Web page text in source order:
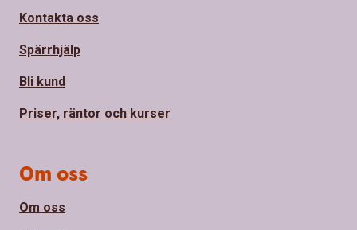
Kontakta oss
Spärrhjälp
Bli kund
Priser, räntor och kurser
Om oss
Om oss